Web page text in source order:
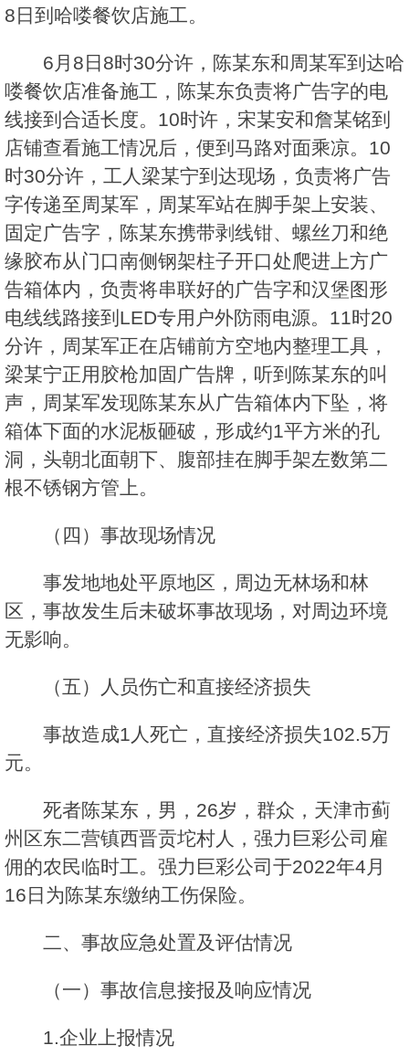
8日到哈喽餐饮店施工。
6月8日8时30分许，陈某东和周某军到达哈
喽餐饮店准备施工，陈某东负责将广告字的电
线接到合适长度。10时许，宋某安和詹某铭到
店铺查看施工情况后，便到马路对面乘凉。10
时30分许，工人梁某宁到达现场，负责将广告
字传递至周某军，周某军站在脚手架上安装、
固定广告字，陈某东携带剥线钳、螺丝刀和绝
缘胶布从门口南侧钢架柱子开口处爬进上方广
告箱体内，负责将串联好的广告字和汉堡图形
电线线路接到LED专用户外防雨电源。11时20
分许，周某军正在店铺前方空地内整理工具，
梁某宁正用胶枪加固广告牌，听到陈某东的叫
声，周某军发现陈某东从广告箱体内下坠，将
箱体下面的水泥板砸破，形成约1平方米的孔
洞，头朝北面朝下、腹部挂在脚手架左数第二
根不锈钢方管上。
（四）事故现场情况
事发地地处平原地区，周边无林场和林
区，事故发生后未破坏事故现场，对周边环境
无影响。
（五）人员伤亡和直接经济损失
事故造成1人死亡，直接经济损失102.5万
元。
死者陈某东，男，26岁，群众，天津市蓟
州区东二营镇西晋贡坨村人，强力巨彩公司雇
佣的农民临时工。强力巨彩公司于2022年4月
16日为陈某东缴纳工伤保险。
二、事故应急处置及评估情况
（一）事故信息接报及响应情况
1.企业上报情况